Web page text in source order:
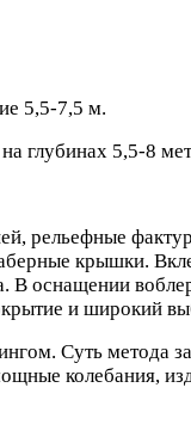
5,5-7,5 м.
глубинах 5,5-8
рельефные
крышки.
оснащении
и широкий
Суть метода
колебания,